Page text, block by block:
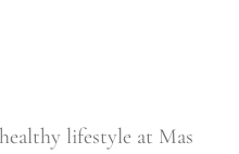
lifestyle at Mas